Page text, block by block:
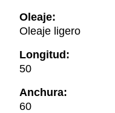
Oleaje:
Oleaje ligero
Longitud:
50
Anchura:
60